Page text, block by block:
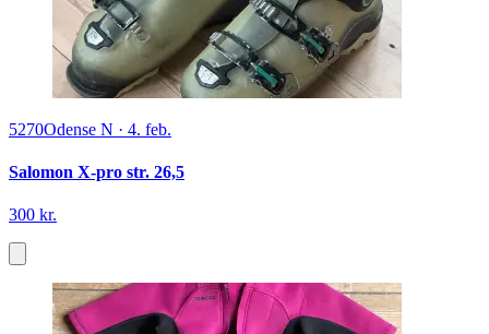
5270Odense N · 4. feb.
Salomon X-pro str. 26,5
300 kr.